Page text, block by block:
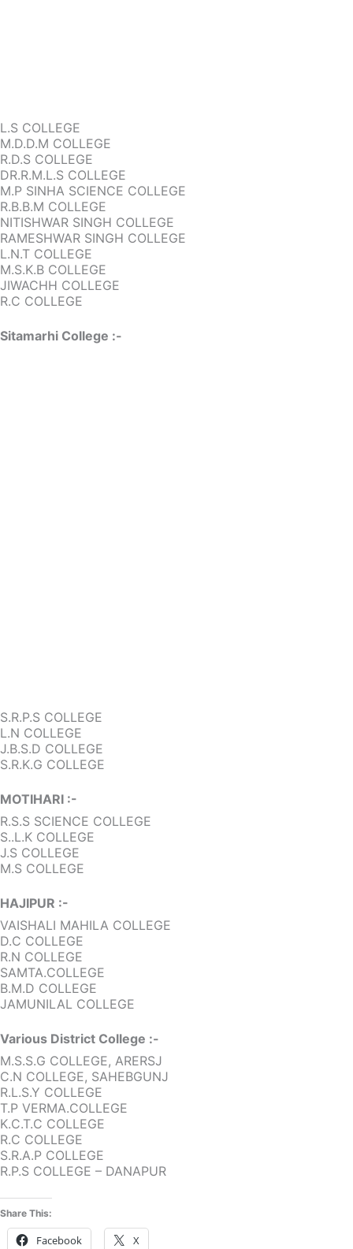
L.S COLLEGE
M.D.D.M COLLEGE
R.D.S COLLEGE
DR.R.M.L.S COLLEGE
M.P SINHA SCIENCE COLLEGE
R.B.B.M COLLEGE
NITISHWAR SINGH COLLEGE
RAMESHWAR SINGH COLLEGE
L.N.T COLLEGE
M.S.K.B COLLEGE
JIWACHH COLLEGE
R.C COLLEGE
Sitamarhi College :-
S.R.P.S COLLEGE
L.N COLLEGE
J.B.S.D COLLEGE
S.R.K.G COLLEGE
MOTIHARI :-
R.S.S SCIENCE COLLEGE
S..L.k COLLEGE
J.S COLLEGE
M.S COLLEGE
HAJIPUR :-
VAISHALI MAHILA COLLEGE
D.C COLLEGE
R.N COLLEGE
SAMTA.COLLEGE
B.M.D COLLEGE
JAMUNILAL COLLEGE
Various District College :-
M.S.S.G COLLEGE, ARERSJ
C.N COLLEGE, SAHEBGUNJ
R.L.S.Y COLLEGE
T.P VERMA.COLLEGE
K.C.T.C COLLEGE
R.C COLLEGE
S.R.A.P COLLEGE
R.P.S COLLEGE – DANAPUR
Share This:
Facebook X